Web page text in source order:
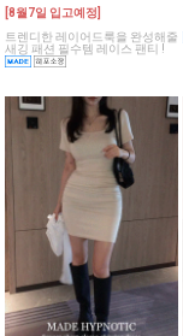
[8월7일 입고예정]
트렌디한 레이어드룩을 완성해줄
새깅 패션 필수템 레이스 팬티 !